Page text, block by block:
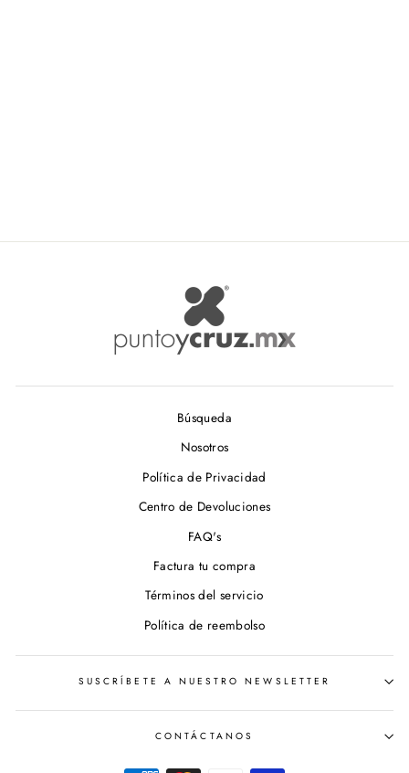
Búsqueda
Nosotros
Política de Privacidad
Centro de Devoluciones
FAQ's
Factura tu compra
Términos del servicio
Política de reembolso
SUSCRÍBETE A NUESTRO NEWSLETTER
CONTÁCTANOS